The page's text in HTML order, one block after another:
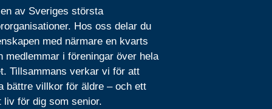
av Sveriges största
Hos oss delar du
med närmare en kvarts
medlemmar i föreningar över hela
Tillsammans verkar vi för att
bättre villkor för äldre – och ett
liv för dig som senior.